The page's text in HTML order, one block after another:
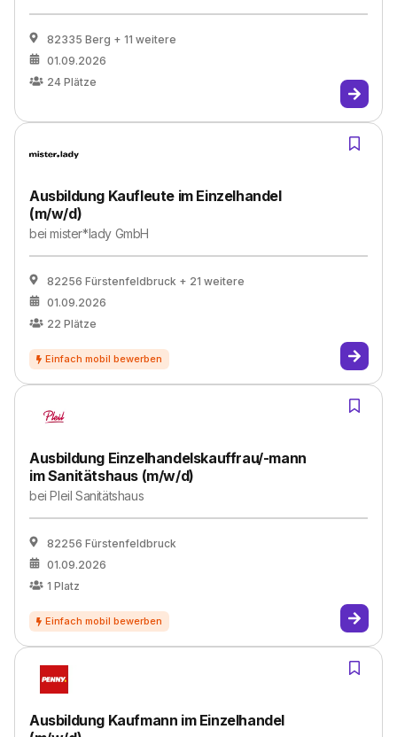
82335 Berg + 11 weitere
01.09.2026
24 Plätze
Ausbildung Kaufleute im Einzelhandel
(m/w/d)
beimister*lady GmbH
82256 Fürstenfeldbruck + 21 weitere
01.09.2026
22 Plätze
Ausbildung Einzelhandelskauffrau/-mann
im Sanitätshaus (m/w/d)
beiPleil Sanitätshaus
82256 Fürstenfeldbruck
01.09.2026
1 Platz
Ausbildung Kaufmann im Einzelhandel